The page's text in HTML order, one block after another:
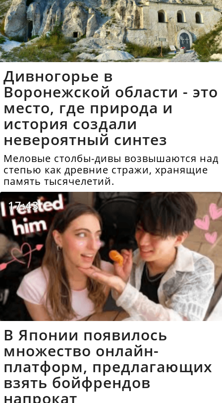
Дивногорье в
Воронежской области - это
место, где природа и
история создали
невероятный синтез
Меловые столбы-дивы возвышаются над
степью как древние стражи, хранящие
память тысячелетий.
17:43
В Японии появилось
множество онлайн-
платформ, предлагающих
взять бойфрендов
напрокат